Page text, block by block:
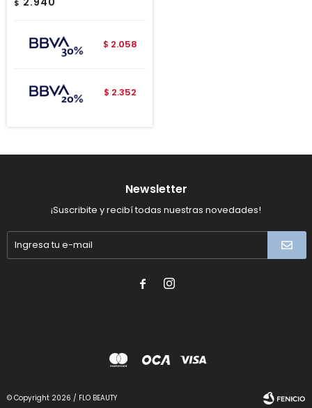
$
$ 2.058
$ 2.352
Newsletter
¡Suscribite y recibí todas nuestras novedades!
 
© Copyright 2026 / FLO BEAUTY